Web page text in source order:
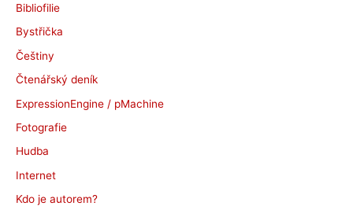
v
y
Bibliofilie
Bystřička
Češtiny
Čtenářský deník
ExpressionEngine / pMachine
Fotografie
Hudba
Internet
Kdo je autorem?